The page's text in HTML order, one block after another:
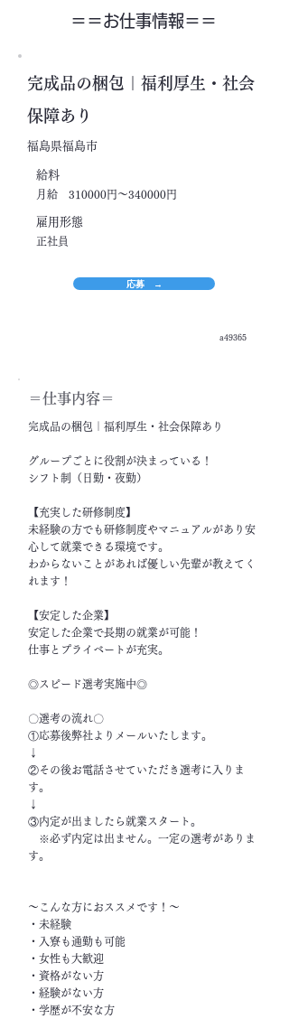
＝＝​お仕事情報＝＝
完成品の梱包｜福利厚生・社会
保障あり
福島県福島市
​給料
月給 310000円～340000円
​雇用形態
正社員
応募 →
a49365
＝​仕事内容＝
完成品の梱包｜福利厚生・社会保障あり
グループごとに役割が決まっている！
シフト制（日勤・夜勤）
【充実した研修制度】
未経験の方でも研修制度やマニュアルがあり安
心して就業できる環境です。
わからないことがあれば優しい先輩が教えてく
れます！
【安定した企業】
安定した企業で長期の就業が可能！
仕事とプライベートが充実。
◎スピード選考実施中◎
〇選考の流れ〇
①応募後弊社よりメールいたします。
↓
②その後お電話させていただき選考に入りま
す。
↓
③内定が出ましたら就業スタート。
※必ず内定は出ません。一定の選考がありま
す。
～こんな方におススメです！～
・未経験
・入寮も通勤も可能
・女性も大歓迎
・資格がない方
・経験がない方
・学歴が不安な方